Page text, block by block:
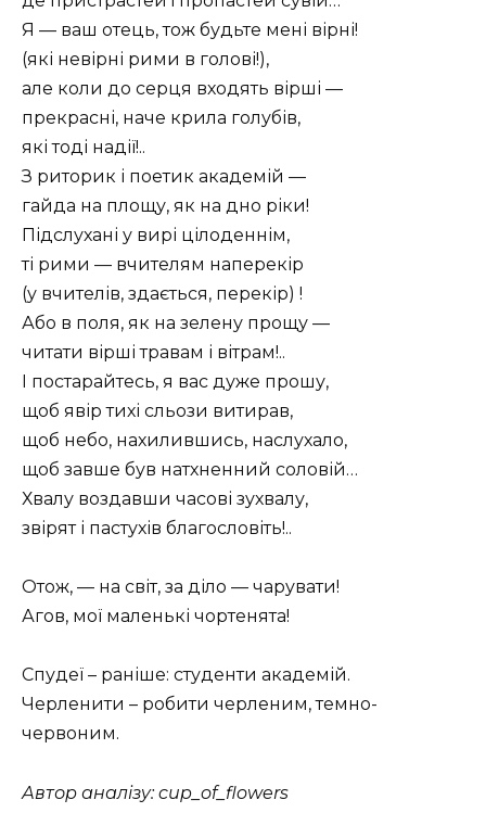
Я — ваш отець, тож будьте мені вірні!
(які невірні рими в голові!),
але коли до серця входять вірші —
прекрасні, наче крила голубів,
які тоді надії!..
З риторик і поетик академій —
гайда на площу, як на дно ріки!
Підслухані у вирі цілоденнім,
ті рими — вчителям наперекір
(у вчителів, здається, перекір) !
Або в поля, як на зелену прощу —
читати вірші травам і вітрам!..
І постарайтесь, я вас дуже прошу,
щоб явір тихі сльози витирав,
щоб небо, нахилившись, наслухало,
щоб завше був натхненний соловій…
Хвалу воздавши часові зухвалу,
звірят і пастухів благословіть!..
Отож, — на світ, за діло — чарувати!
Агов, мої маленькі чортенята!
Спудеї – раніше: студенти академій.
Черленити – робити черленим, темно-
червоним.
Автор аналізу: cup_of_flowers